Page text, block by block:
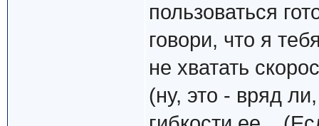
пользоваться
говори, что я
не хватать
(ну, это - вряд